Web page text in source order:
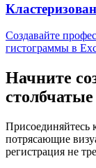
Создавайте
гистограммы в
Начните
Присоединяйтесь
потрясающие
регистрация не